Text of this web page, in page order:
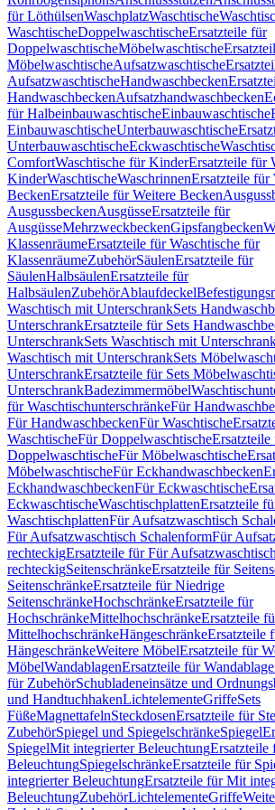
für LöthülsenWaschplatzWaschtische
WaschtischeDoppelwaschtischeErsatzteile für
DoppelwaschtischeMöbelwaschtische
MöbelwaschtischeAufsatzwaschtische
AufsatzwaschtischeHandwaschbecken
HandwaschbeckenAufsatzhandwaschbecken
für HalbeinbauwaschtischeEinbauwaschtische
EinbauwaschtischeUnterbauwaschtische
UnterbauwaschtischeEckwaschtische
ComfortWaschtische für KinderErsatzteile für
KinderWaschtischeWaschrinnenErsatzteile für
BeckenErsatzteile für Weitere Becken
AusgussbeckenAusgüsseErsatzteile für
AusgüsseMehrzweckbeckenGipsfangbecken
KlassenräumeErsatzteile für Waschtische für
KlassenräumeZubehörSäulenErsatzteile für
SäulenHalbsäulenErsatzteile für
HalbsäulenZubehörAblaufdeckel
Waschtisch mit UnterschrankSets
UnterschrankErsatzteile für Sets
UnterschrankSets Waschtisch mit
Waschtisch mit UnterschrankSets
UnterschrankErsatzteile für Sets
UnterschrankBadezimmermöbel
für WaschtischunterschränkeFür
Für HandwaschbeckenFür Waschtische
WaschtischeFür Doppelwaschtische
DoppelwaschtischeFür Möbelwaschtische
MöbelwaschtischeFür Eckhandwaschbecken
EckhandwaschbeckenFür Eckwaschtische
EckwaschtischeWaschtischplattenErsatzteile
WaschtischplattenFür Aufsatzwaschtisch
Für Aufsatzwaschtisch SchalenformFür
rechteckigErsatzteile für Für Aufsatzwaschtisch
rechteckigSeitenschränkeErsatzteile für
SeitenschränkeErsatzteile für Niedrige
SeitenschränkeHochschränkeErsatzteile für
HochschränkeMittelhochschränkeErsatzteile
MittelhochschränkeHängeschränkeErsatzteile
HängeschränkeWeitere MöbelErsatzteile für
MöbelWandablagenErsatzteile für
für ZubehörSchubladeneinsätze und
und HandtuchhakenLichtelementeGriffeSets
FüßeMagnettafelnSteckdosenErsatzteile für
ZubehörSpiegel und SpiegelschränkeSpiegel
SpiegelMit integrierter BeleuchtungErsatzteile
BeleuchtungSpiegelschränkeErsatzteile für
integrierter BeleuchtungErsatzteile für Mit
BeleuchtungZubehörLichtelementeGriffe